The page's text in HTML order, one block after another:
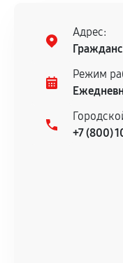
нормальной
гарантийного
техническим
Документы
Адрес:
Режим
+7 (800)